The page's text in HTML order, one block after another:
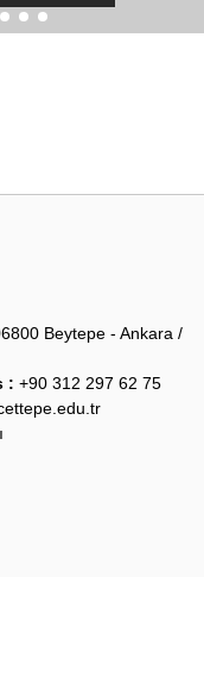
Beytepe - Ankara /
: +90 312 297 62 75